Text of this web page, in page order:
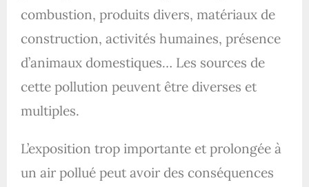
combustion, produits divers, matériaux de
construction, activités humaines, présence
d’animaux domestiques… Les sources de
cette pollution peuvent être diverses et
multiples.
L’exposition trop importante et prolongée à
un air pollué peut avoir des conséquences